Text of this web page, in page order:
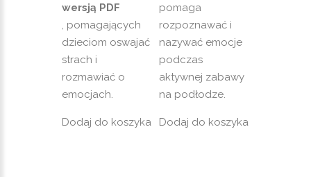
wersją PDF
, pomagających
dzieciom oswajać
strach i
rozmawiać o
emocjach.
Dodaj do koszyka
pomaga
rozpoznawać i
nazywać emocje
podczas
aktywnej zabawy
na podłodze.
Dodaj do koszyka